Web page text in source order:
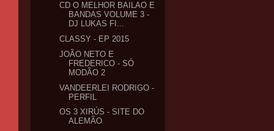
CD O MELHOR BAILAO E
BANDAS VOLUME 3 -
DJ LUKAS FI...
CLASSY - EP 2015
JOÃO NETO E
FREDERICO - SÓ
MODÃO 2
VANDEERLEI RODRIGO -
PERFIL
OS 3 XIRÚS - SITE DO
ALEMÃO